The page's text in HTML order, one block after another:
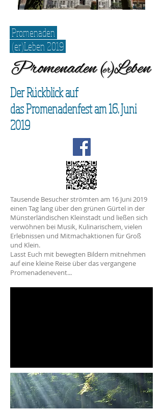
Promenaden
(er)Leben 2019
Der Rückblick auf
das Promenadenfest am 16. Juni
2019
Tausende Besucher strömten am 16 Juni 2019
einen Tag lang über den grünen Gürtel in der
Münsterländischen Kleinstadt und ließen sich
verwöhnen bei Musik, Kulinarischem, vielen
Erlebnissen und Mitmachaktionen für Groß
und Klein.
Lasst Euch mit bewegten Bildern mitnehmen
auf eine kleine Reise über das vergangene
Promenadenevent...